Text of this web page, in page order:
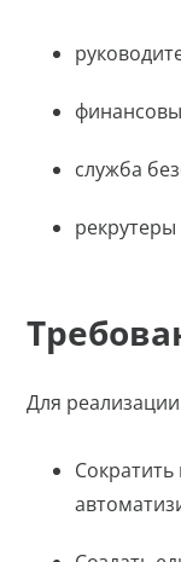
служба
рекрутеры
Для